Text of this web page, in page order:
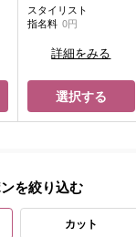
スタイリスト
指名料 0円
詳細をみる
選択する
を絞り込む
カット